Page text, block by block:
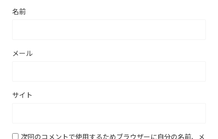
名前
メール
サイト
次回のコメントで使用するためブラウザーに自分の名前、メ